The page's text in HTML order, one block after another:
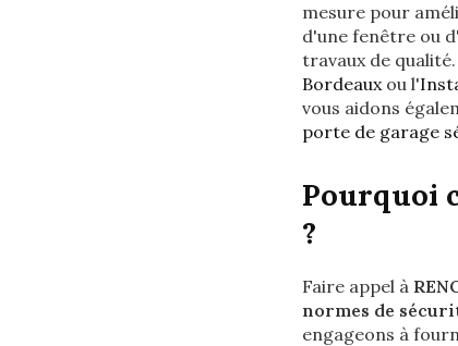
mesure pour
d'une fenêtre ou
travaux de
Bordeauxou l'
vous aidons
porte de garage
Pourquoi
?
Faire appel à
normes de
engageons à